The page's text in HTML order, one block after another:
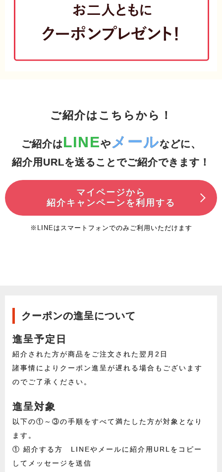
ご紹介はこちらから！
ご紹介はLINEや メールなどに、
紹介用URLを送ることでご紹介できます！
マイページから
紹介キャンペーンを利用する
※LINEはスマートフォンでのみご利用いただけます
クーポンの進呈について
進呈予定日
紹介された方が商品をご注文された翌月2日
諸事情によりクーポン進呈が遅れる場合もございます
のでご了承ください。
進呈対象
以下の①～③の手順をすべて満たした方が対象となり
ます。
① 紹介する方 LINEやメールに紹介用URLをコピー
してメッセージを送信